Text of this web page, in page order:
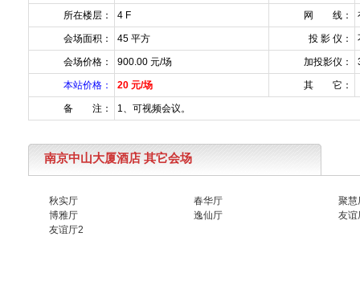
所在楼层： 4 F 网 线：
会场面积： 45 平方 投 影 仪：
会场价格： 900.00 元/场 加投影仪：
本站价格： 20 元/场 其 它：
备 注： 1、可视频会议。
南京中山大厦酒店 其它会场
秋实厅 春华厅
聚慧
博雅厅
逸仙厅
友谊
友谊厅2